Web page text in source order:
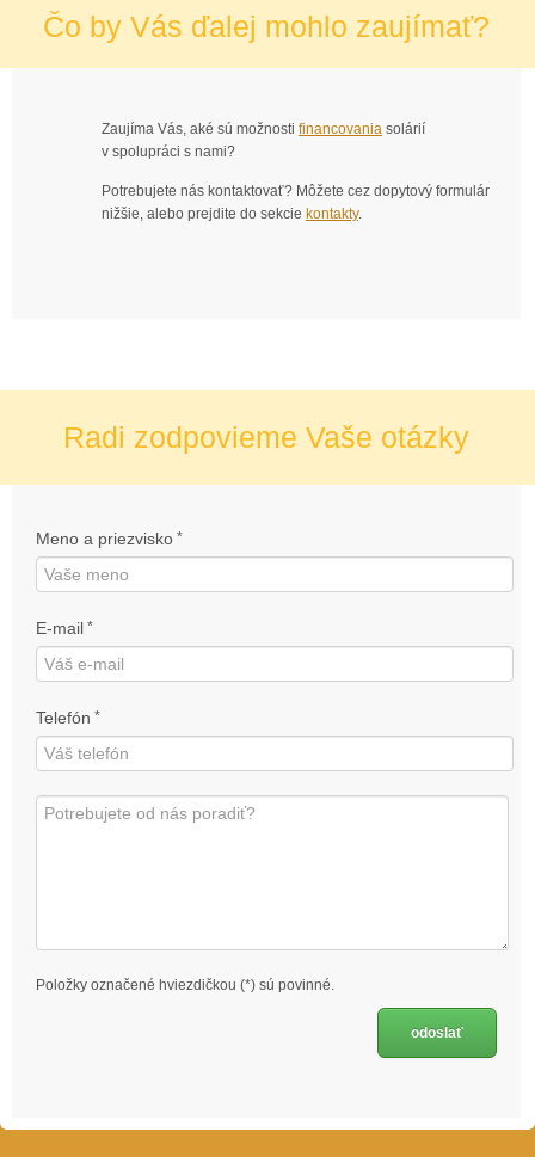
Čo by Vás ďalej mohlo zaujímať?
Zaujíma Vás, aké sú možnosti financovania solárií
v spolupráci s nami?
Potrebujete nás kontaktovať? Môžete cez dopytový formulár
nižšie, alebo prejdite do sekcie kontakty.
Radi zodpovieme Vaše otázky
Meno a priezvisko *
E-mail *
Telefón *
Položky označené hviezdičkou (*) sú povinné.